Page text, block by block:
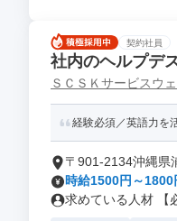
契約社員
社内のヘルプデ
ＳＣＳＫサービスウ
経験必須／英語力を
〒901-2134沖縄県
時給1500円～1800
求めている人材 【